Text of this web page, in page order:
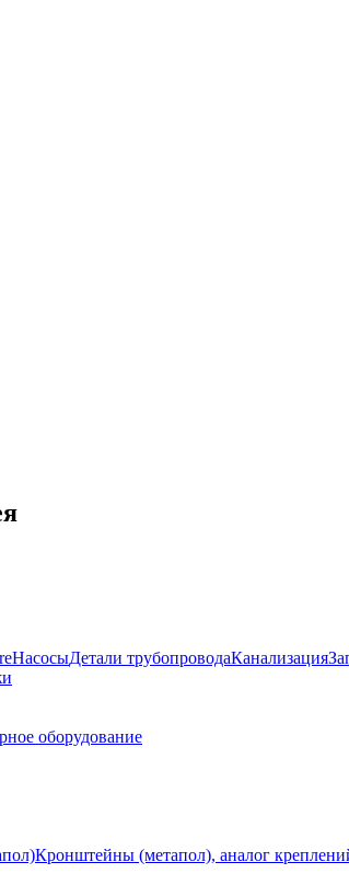
НасосыДетали трубопроводаКанализация
оборудование
Кронштейны (метапол), аналог